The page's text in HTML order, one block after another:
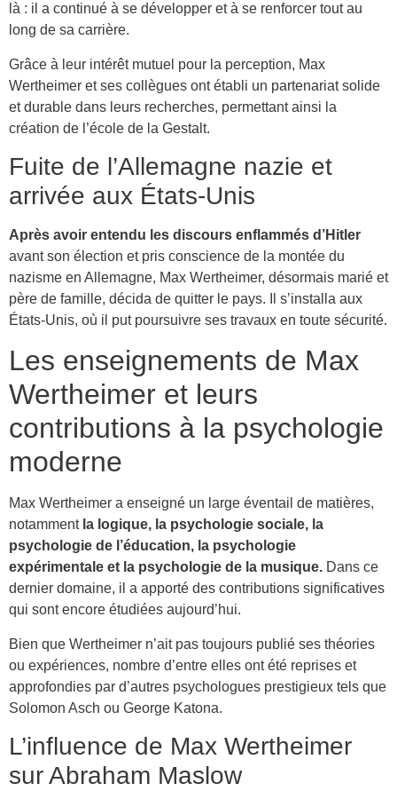
là : il a continué à se développer et à se renforcer tout au
long de sa carrière.
Grâce à leur intérêt mutuel pour la perception, Max
Wertheimer et ses collègues ont établi un partenariat solide
et durable dans leurs recherches, permettant ainsi la
création de l’école de la Gestalt.
Fuite de l’Allemagne nazie et
arrivée aux États-Unis
Après avoir entendu les discours enflammés d’Hitler
avant son élection et pris conscience de la montée du
nazisme en Allemagne, Max Wertheimer, désormais marié et
père de famille, décida de quitter le pays. Il s’installa aux
États-Unis, où il put poursuivre ses travaux en toute sécurité.
Les enseignements de Max
Wertheimer et leurs
contributions à la psychologie
moderne
Max Wertheimer a enseigné un large éventail de matières,
notammentla logique, la psychologie sociale, la
psychologie de l’éducation, la psychologie
expérimentale et la psychologie de la musique. Dans ce
dernier domaine, il a apporté des contributions significatives
qui sont encore étudiées aujourd’hui.
Bien que Wertheimer n’ait pas toujours publié ses théories
ou expériences, nombre d’entre elles ont été reprises et
approfondies par d’autres psychologues prestigieux tels que
Solomon Asch ou George Katona.
L’influence de Max Wertheimer
sur Abraham Maslow